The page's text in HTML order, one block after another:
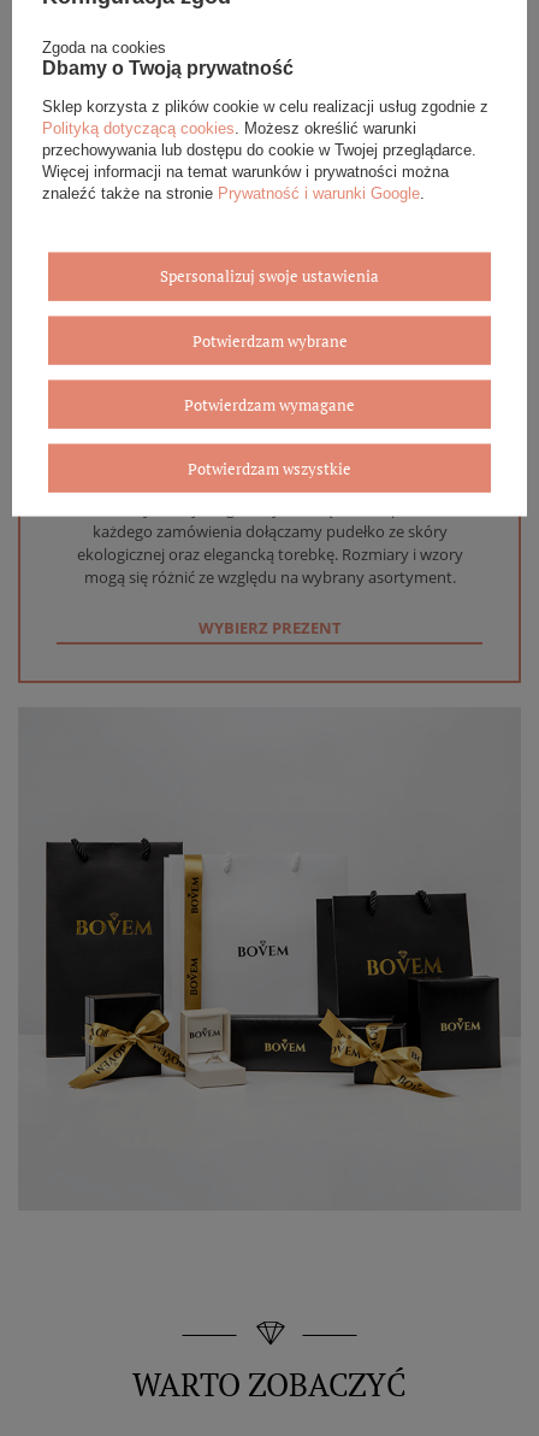
DANE SZCZEGÓŁOWE
OPINIE (0)
Eleganckie opakowanie gratis
Biżuterię i zegarki zakupione w sklepie internetowym
każdego zamówienia dołączamy pudełko ze skóry
ekologicznej oraz elegancką torebkę. Rozmiary i wzory
mogą się różnić ze względu na wybrany asortyment.
WYBIERZ PREZENT
WARTO ZOBACZYĆ
Zgoda na cookies
Dbamy o Twoją prywatność
Sklep korzysta z plików cookie w celu realizacji usług zgodnie z
Polityką dotyczącą cookies . Możesz określić warunki
przechowywania lub dostępu do cookie w Twojej przeglądarce.
Więcej informacji na temat warunków i prywatności można
znaleźć także na stronie Prywatność i warunki Google
Spersonalizuj swoje ustawienia
Potwierdzam wybrane
Potwierdzam wymagane
Potwierdzam wszystkie